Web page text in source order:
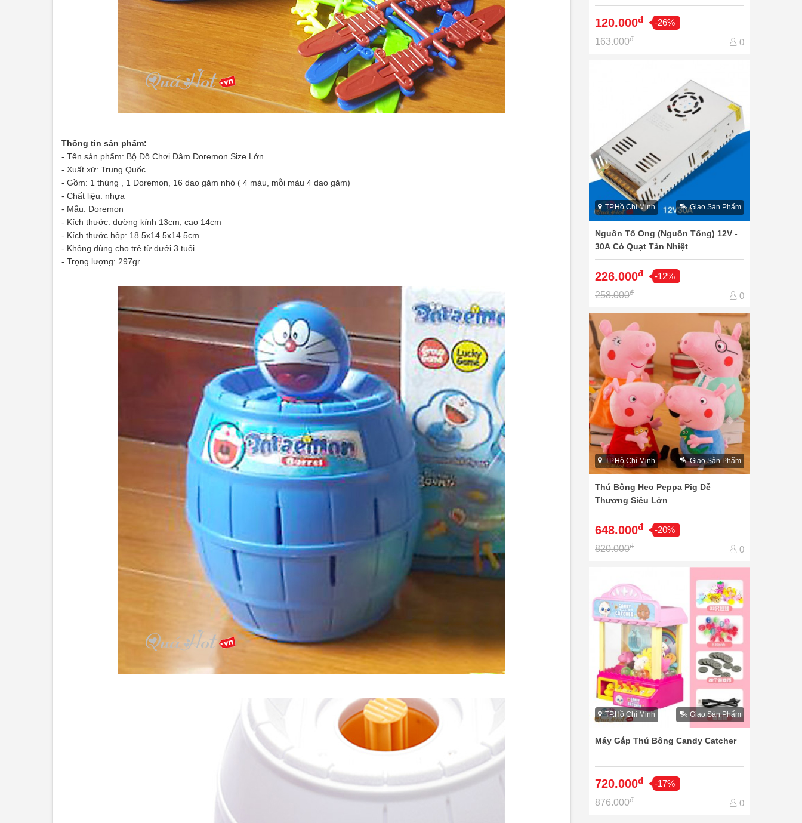
Thông tin sản phẩm:
- Tên sản phẩm: Bộ Đồ Chơi Đâm Doremon Size Lớn
- Xuất xứ: Trung Quốc
- Gồm: 1 thùng , 1 Doremon, 16 dao găm nhỏ ( 4 màu, mỗi màu 4 dao găm)
- Chất liệu: nhựa
- Mẫu: Doremon
- Kích thước: đường kính 13cm, cao 14cm
- Kích thước hộp: 18.5x14.5x14.5cm
- Không dùng cho trẻ từ dưới 3 tuổi
- Trọng lượng: 297gr
120.000đ
-26%
163.000đ 0
TP.Hồ Chí Minh Giao Sản Phẩm
Nguồn Tổ Ong (Nguồn Tổng) 12V -
30A Có Quạt Tản Nhiệt
226.000đ
-12%
258.000đ 0
TP.Hồ Chí Minh Giao Sản Phẩm
Thú Bông Heo Peppa Pig Dễ
Thương Siêu Lớn
648.000đ
-20%
820.000đ 0
TP.Hồ Chí Minh Giao Sản Phẩm
Máy Gắp Thú Bông Candy Catcher
720.000đ
-17%
876.000đ 0